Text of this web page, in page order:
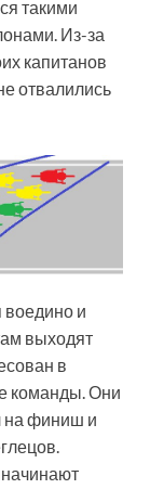
такими
Из-за
капитанов
отвалились
воедино и
выходят
в
команды. Они
на финиш и